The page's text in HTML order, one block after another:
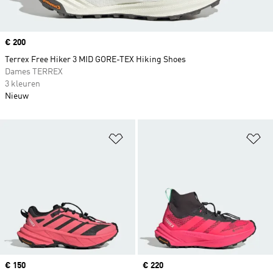
Price
€ 150 Price
€ 220
Price
€ 200
Terrex Free Hiker 3 MID GORE-TEX Hiking Shoes
Dames TERREX
3 kleuren
Nieuw